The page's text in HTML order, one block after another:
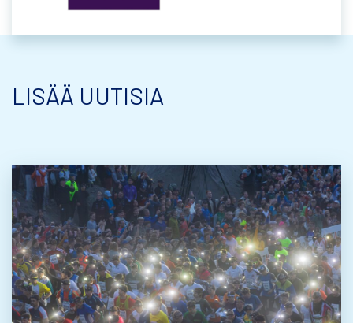
LISÄÄ UUTISIA